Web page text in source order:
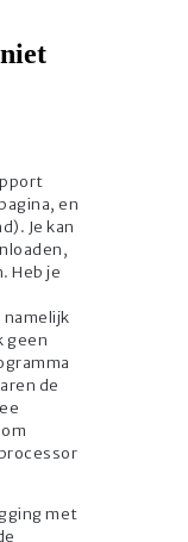
en
Je kan
Heb je
namelijk
geen
de
met